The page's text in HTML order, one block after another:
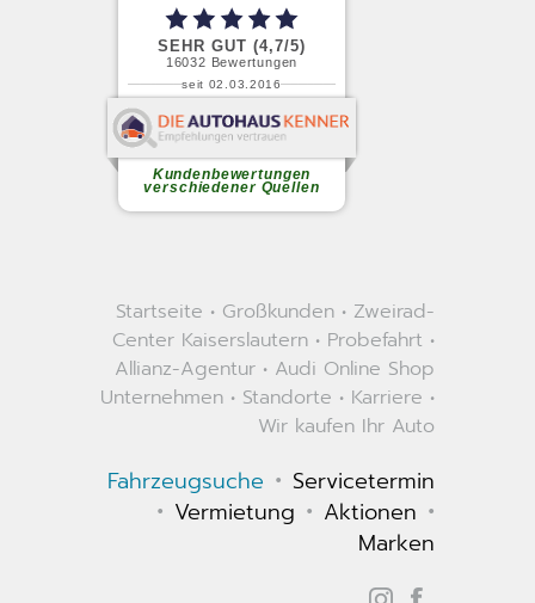
Startseite • Großkunden • Zweirad-
Center Kaiserslautern • Probefahrt •
Allianz-Agentur • Audi Online Shop
Unternehmen • Standorte • Karriere •
Wir kaufen Ihr Auto
Fahrzeugsuche • Servicetermin
• Vermietung • Aktionen •
Marken